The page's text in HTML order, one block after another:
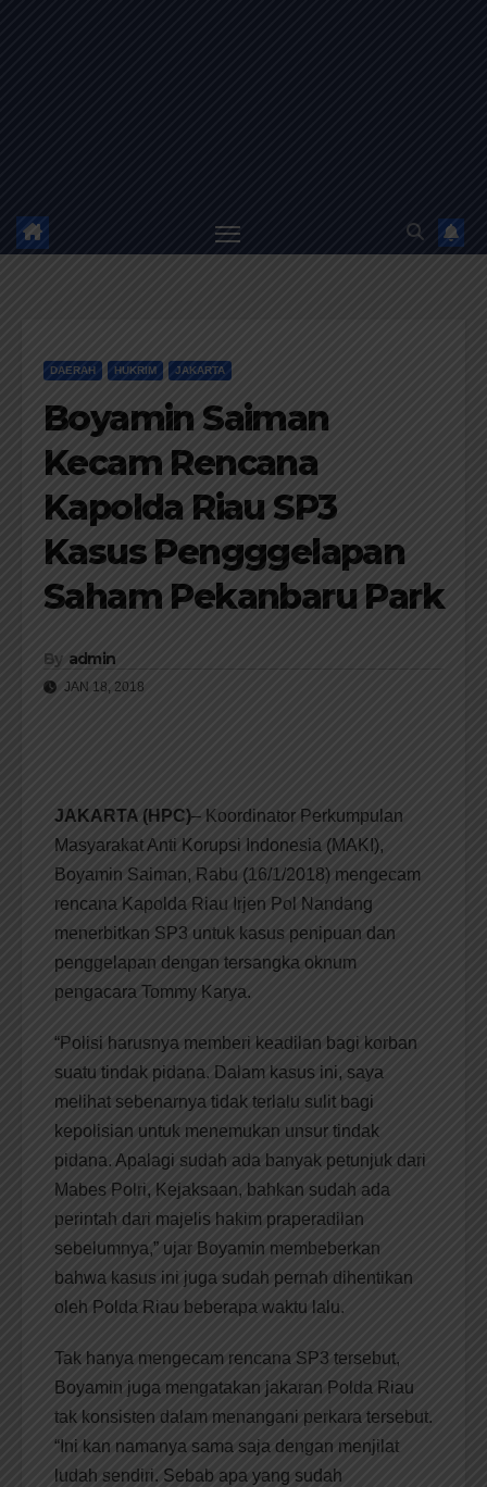
DAERAH HUKRIM JAKARTA
Boyamin Saiman
Kecam Rencana
Kapolda Riau SP3
Kasus Pengggelapan
Saham Pekanbaru Park
By admin
JAN 18, 2018
JAKARTA (HPC)– Koordinator Perkumpulan
Masyarakat Anti Korupsi Indonesia (MAKI),
Boyamin Saiman, Rabu (16/1/2018) mengecam
rencana Kapolda Riau Irjen Pol Nandang
menerbitkan SP3 untuk kasus penipuan dan
penggelapan dengan tersangka oknum
pengacara Tommy Karya.
“Polisi harusnya memberi keadilan bagi korban
suatu tindak pidana. Dalam kasus ini, saya
melihat sebenarnya tidak terlalu sulit bagi
kepolisian untuk menemukan unsur tindak
pidana. Apalagi sudah ada banyak petunjuk dari
Mabes Polri, Kejaksaan, bahkan sudah ada
perintah dari majelis hakim praperadilan
sebelumnya,” ujar Boyamin membeberkan
bahwa kasus ini juga sudah pernah dihentikan
oleh Polda Riau beberapa waktu lalu.
Tak hanya mengecam rencana SP3 tersebut,
Boyamin juga mengatakan jakaran Polda Riau
tak konsisten dalam menangani perkara tersebut.
“Ini kan namanya sama saja dengan menjilat
ludah sendiri. Sebab apa yang sudah